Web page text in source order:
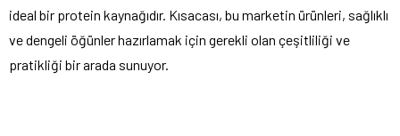
ideal bir protein kaynağıdır. Kısacası, bu marketin ürünleri, sağlıklı
ve dengeli öğünler hazırlamak için gerekli olan çeşitliliği ve
pratikliği bir arada sunuyor.